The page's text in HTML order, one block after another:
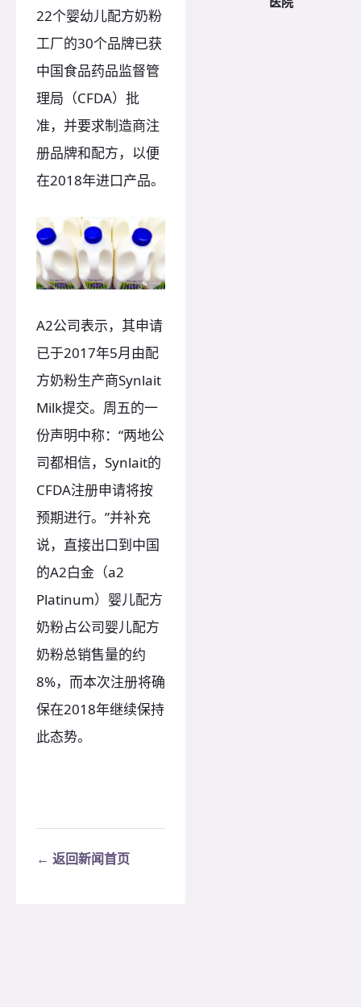
22个婴幼儿配方奶粉
工厂的30个品牌已获
中国食品药品监督管
理局（CFDA）批
准，并要求制造商注
册品牌和配方，以便
在2018年进口产品。
A2公司表示，其申请
已于2017年5月由配
方奶粉生产商Synlait
Milk提交。周五的一
份声明中称：“两地公
司都相信，Synlait的
CFDA注册申请将按
预期进行。”并补充
说，直接出口到中国
的A2白金（a2
Platinum）婴儿配方
奶粉占公司婴儿配方
奶粉总销售量的约
8%，而本次注册将确
保在2018年继续保持
此态势。
← 返回新闻首页